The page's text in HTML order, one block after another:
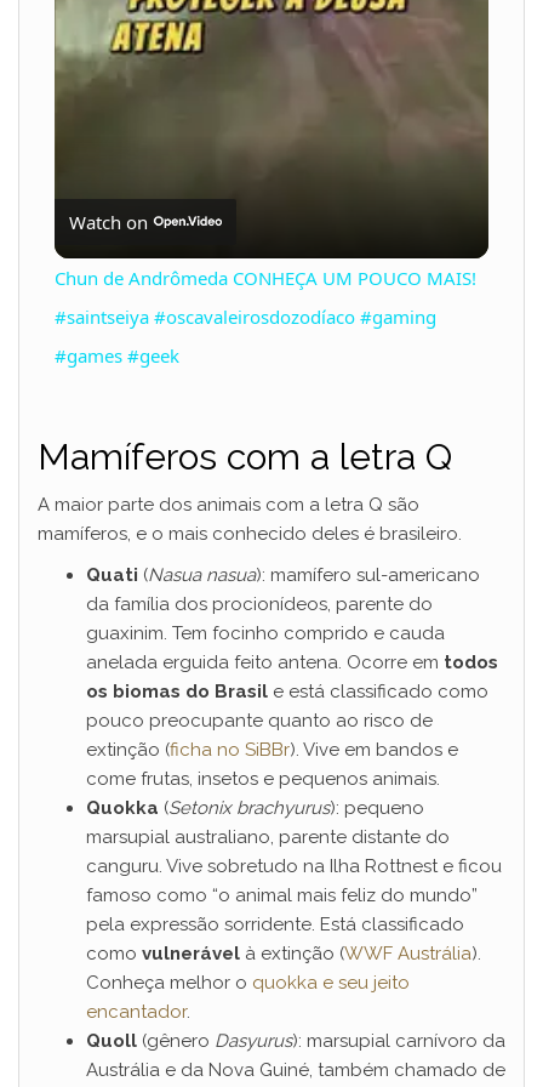
i
o
Watch on
Chun de Andrômeda CONHEÇA UM POUCO MAIS!
#saintseiya #oscavaleirosdozodíaco #gaming
#games #geek
Mamíferos com a letra Q
A maior parte dos animais com a letra Q são
mamíferos, e o mais conhecido deles é brasileiro.
Quati (Nasua nasua): mamífero sul-americano
da família dos procionídeos, parente do
guaxinim. Tem focinho comprido e cauda
anelada erguida feito antena. Ocorre em todos
os biomas do Brasil e está classificado como
pouco preocupante quanto ao risco de
extinção (ficha no SiBBr). Vive em bandos e
come frutas, insetos e pequenos animais.
Quokka (Setonix brachyurus): pequeno
marsupial australiano, parente distante do
canguru. Vive sobretudo na Ilha Rottnest e ficou
famoso como “o animal mais feliz do mundo”
pela expressão sorridente. Está classificado
como vulnerável à extinção (WWF Austrália).
Conheça melhor o quokka e seu jeito
encantador.
Quoll (gênero Dasyurus): marsupial carnívoro da
Austrália e da Nova Guiné, também chamado de